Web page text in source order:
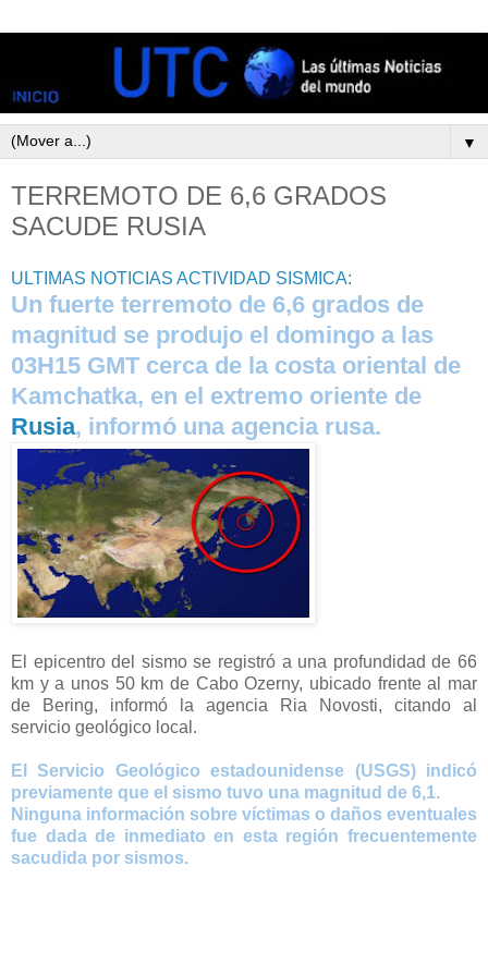
▼
TERREMOTO DE 6,6 GRADOS
SACUDE RUSIA
ULTIMAS NOTICIAS ACTIVIDAD SISMICA:
Un fuerte terremoto de 6,6 grados de
magnitud se produjo el domingo a las
03H15 GMT cerca de la costa oriental de
Kamchatka, en el extremo oriente de
Rusia, informó una agencia rusa.
El epicentro del sismo se registró a una profundidad de 66
km y a unos 50 km de Cabo Ozerny, ubicado frente al mar
de Bering, informó la agencia Ria Novosti, citando al
servicio geológico local.
El Servicio Geológico estadounidense (USGS) indicó
previamente que el sismo tuvo una magnitud de 6,1.
Ninguna información sobre víctimas o daños eventuales
fue dada de inmediato en esta región frecuentemente
sacudida por sismos.